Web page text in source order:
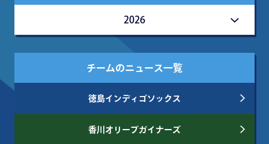
2026
チームのニュース一覧
徳島インディゴソックス
香川オリーブガイナーズ